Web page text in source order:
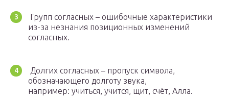
Групп согласных – ошибочные характеристики
из-за незнания позиционных изменений
согласных.
Долгих согласных – пропуск символа,
обозначающего долготу звука,
например: учиться, учится, щит, счёт, Алла.